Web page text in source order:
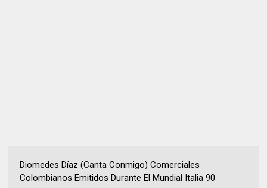
Diomedes Díaz (Canta Conmigo) Comerciales
Colombianos Emitidos Durante El Mundial Italia 90